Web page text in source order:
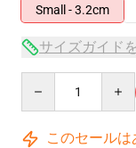
Small - 3.2cm
サイズガイド
このセールは